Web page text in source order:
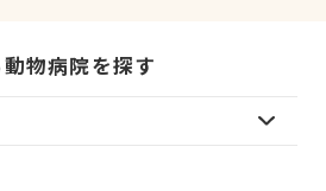
物病院を探す